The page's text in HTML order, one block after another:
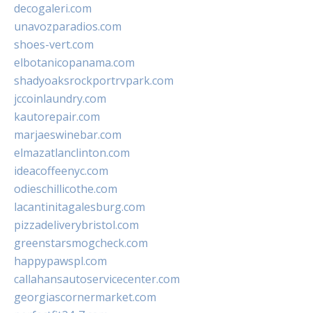
decogaleri.com
unavozparadios.com
shoes-vert.com
elbotanicopanama.com
shadyoaksrockportrvpark.com
jccoinlaundry.com
kautorepair.com
marjaeswinebar.com
elmazatlanclinton.com
ideacoffeenyc.com
odieschillicothe.com
lacantinitagalesburg.com
pizzadeliverybristol.com
greenstarsmogcheck.com
happypawspl.com
callahansautoservicecenter.com
georgiascornermarket.com